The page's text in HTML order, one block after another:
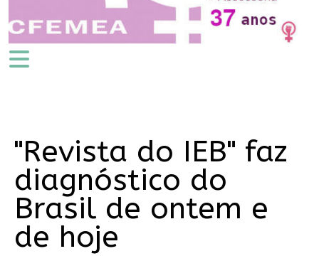
"Revista do IEB" faz
diagnóstico do
Brasil de ontem e
de hoje